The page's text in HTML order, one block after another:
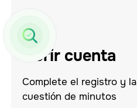
Abrir cuenta
Complete el registro y
cuestión de minutos